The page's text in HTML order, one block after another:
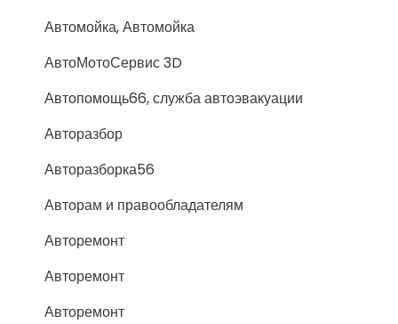
Автомойка, Автомойка
АвтоМотоСервис 3D
Автопомощь66, служба автоэвакуации
Авторазбор
Авторазборка56
Авторам и правообладателям
Авторемонт
Авторемонт
Авторемонт